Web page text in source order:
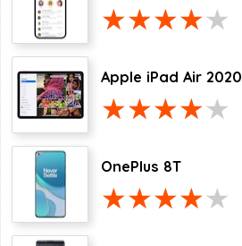
Apple iPad Air 2020
OnePlus 8T